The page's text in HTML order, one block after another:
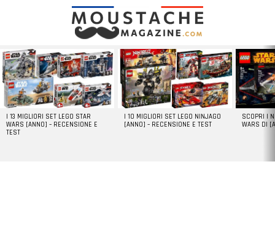
LATEST
STORIES
I 13 MIGLIORI SET LEGO STAR
WARS [ANNO] – RECENSIONE E
TEST
I 10 MIGLIORI SET LEGO NINJAGO
[ANNO] – RECENSIONE E TEST
SCOPRI I
WARS DI